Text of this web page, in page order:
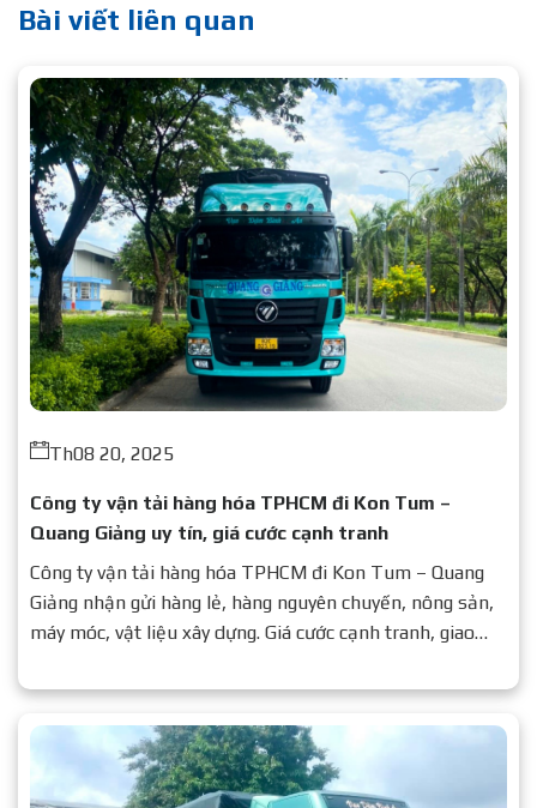
Bài viết liên quan
Th08 20, 2025
Công ty vận tải hàng hóa TPHCM đi Kon Tum –
Quang Giảng uy tín, giá cước cạnh tranh
Công ty vận tải hàng hóa TPHCM đi Kon Tum – Quang
Giảng nhận gửi hàng lẻ, hàng nguyên chuyến, nông sản,
máy móc, vật liệu xây dựng. Giá cước cạnh tranh, giao